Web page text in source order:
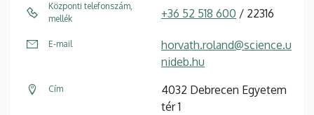
Központi telefonszám,
mellék
+36 52 518 600 / 22316
E-mail
horvath.roland@science.u
nideb.hu
Cím
4032 Debrecen Egyetem
tér 1